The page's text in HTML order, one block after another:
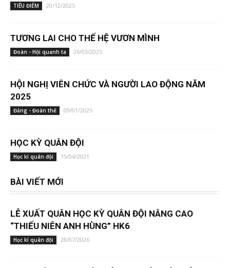
TIÊU ĐIỂM 20/12/2025
TƯƠNG LAI CHO THẾ HỆ VƯƠN MÌNH
Đoàn - Hội quanh ta 26/03/2025
HỘI NGHỊ VIÊN CHỨC VÀ NGƯỜI LAO ĐỘNG NĂM
2025
Đảng - Đoàn thể 09/01/2025
HỌC KỲ QUÂN ĐỘI
Học kì quân đội 15/04/2021
BÀI VIẾT MỚI
LỄ XUẤT QUÂN HỌC KỲ QUÂN ĐỘI NÂNG CAO
“THIẾU NIÊN ANH HÙNG” HK6
Học kì quân đội 28/07/2026